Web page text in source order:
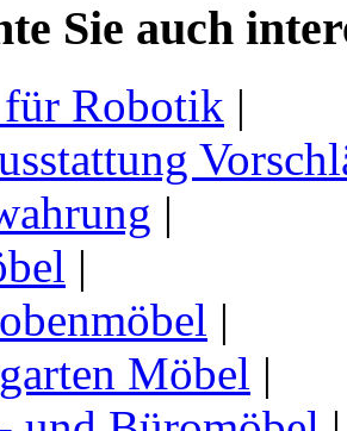
Sie auch
Robotik |
|
|
|
Möbel |